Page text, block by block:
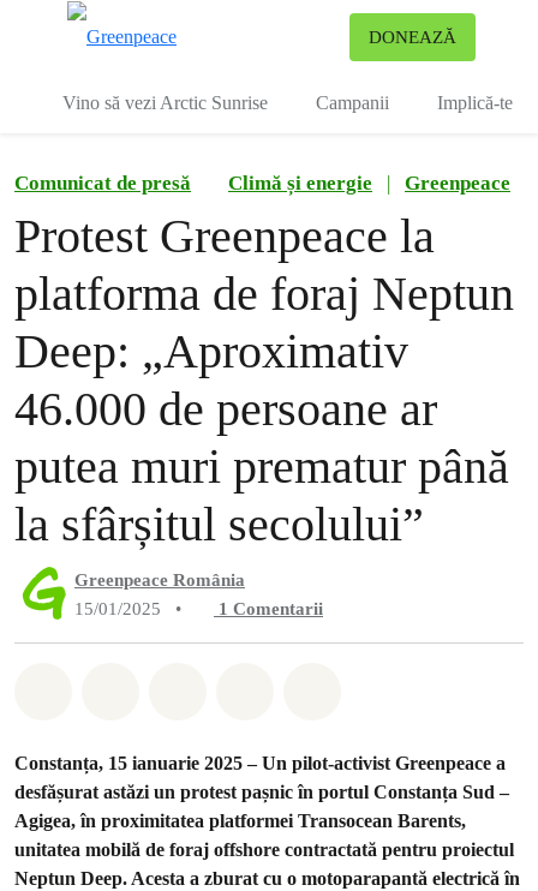
DONEAZĂ
Vino să vezi Arctic Sunrise Campanii Implică-te
Comunicat de presă Climă și energie | Greenpeace
Protest Greenpeace la
platforma de foraj Neptun
Deep: „Aproximativ
46.000 de persoane ar
putea muri prematur până
la sfârșitul secolului”
Greenpeace România
15/01/2025
• 1 Comentarii
Constanța, 15 ianuarie 2025 –Un pilot-activistGreenpeace a
desfășurat astăzi un protest pașnic în portul Constanța Sud –
Agigea, în proximitatea platformeiTransocean Barents,
unitatea mobilă de foraj offshore contractată pentru proiectul
Neptun Deep. Acesta a zburat cu o motoparapantă electrică în